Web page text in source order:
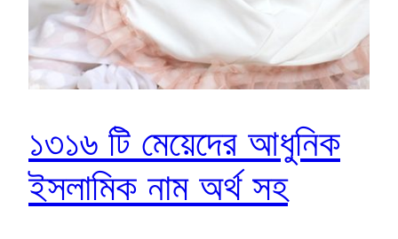
১৩১৬ টি মেয়েদের আধুনিক
ইসলামিক নাম অর্থ সহ